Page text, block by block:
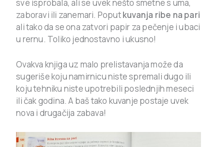
sve isprobala, ali se uvek nešto smetne s uma,
zaboravi ili zanemari. Poputkuvanja ribe na pari
ali tako da se ona zatvori papir za pečenje i ubaci
u rernu. Toliko jednostavno i ukusno!
Ovakva knjiga uz malo prelistavanja može da
sugeriše koju namirnicu niste spremali dugo ili
koju tehniku niste upotrebili poslednjih meseci
ili čak godina. A baš tako kuvanje postaje uvek
nova i drugačija zabava!